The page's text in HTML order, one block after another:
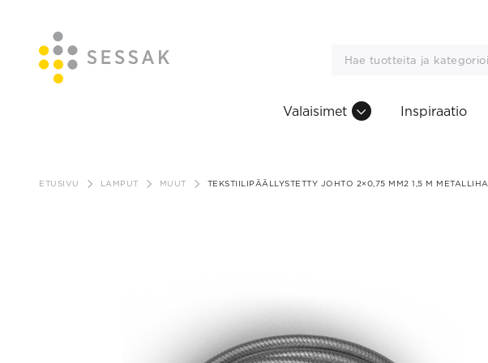
sisältöön
Valaisimet Inspiraatio
ETUSIVU LAMPUT MUUT TEKSTIILIPÄÄLLYSTETTY JOHTO 2×0,75 MM2 1,5 M